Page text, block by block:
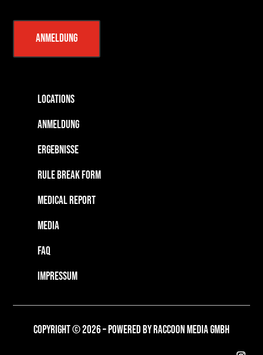
Anmeldung
Locations
Anmeldung
Ergebnisse
Rule Break Form
Medical Report
Media
FAQ
IMPRESSUM
Copyright © 2026 –Powered by Raccoon Media GmbH